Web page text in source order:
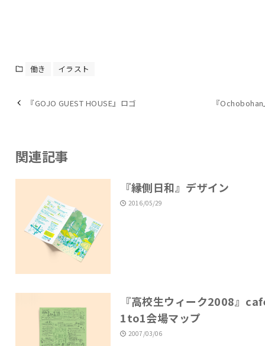
働き イラスト
『GOJO GUEST HOUSE』ロゴ 『
関連記事
『縁側日和』デザイン
2016/05/29
『高校生ウィーク2008』
1to1会場マップ
2007/03/06